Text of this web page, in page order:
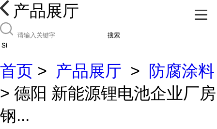
产品展厅
搜索
首页 > 产品展厅 >
防腐涂料
> 德阳 新能源锂电池企业厂房
钢...